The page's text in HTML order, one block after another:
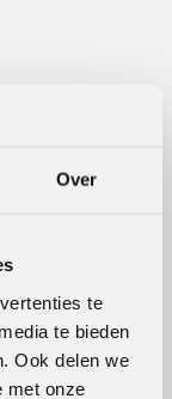
Over
te
te bieden
Ook delen we
met onze